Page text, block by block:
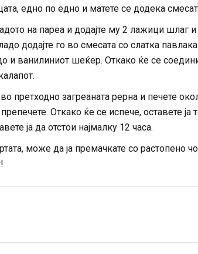
едно по едно и матете се додека
на пареа и додајте му 2 лажици
додајте го во смесата со слатка
и ванилиниот шеќер. Откако ќе се
претходно загреаната рерна и печете
Откако ќе се испече, оставете ја
ја да отстои најмалку 12 часа.
може да ја премачкате со растопено